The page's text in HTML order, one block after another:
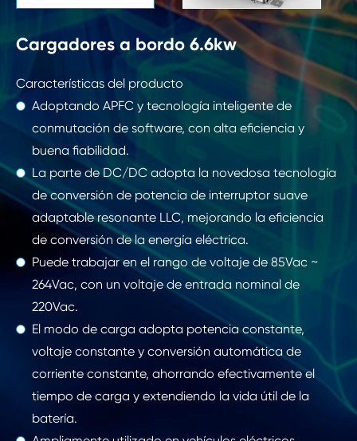
Cargadores a bordo 6.6kw
Características del producto
Adoptando APFC y tecnología inteligente de
conmutación de software, con alta eficiencia y
buena fiabilidad.
La parte de DC/DC adopta la novedosa tecnología
de conversión de potencia de interruptor suave
adaptable resonante LLC, mejorando la eficiencia
de conversión de la energía eléctrica.
Puede trabajar en el rango de voltaje de 85Vac ~
264Vac, con un voltaje de entrada nominal de
220Vac.
El modo de carga adopta potencia constante,
voltaje constante y conversión automática de
corriente constante, ahorrando efectivamente el
tiempo de carga y extendiendo la vida útil de la
batería.